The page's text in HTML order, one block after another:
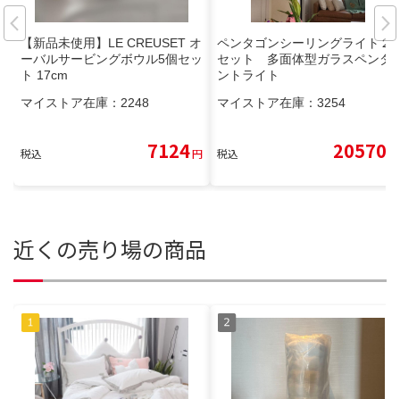
【新品未使用】LE CREUSET オ
ーバルサービングボウル5個セッ
ト 17cm
マイストア在庫： 2248
税込 7124円
ペンタゴンシーリングライト２
セット 多面体型ガラスペンダ
ントライト
マイストア在庫： 3254
税込 20570
近くの売り場の商品